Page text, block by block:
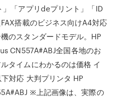
」「アプリdeプリント」「ID
搭載のビジネス向けA4対応
のスタンダードモデル。HP
CN557A#ABJ全国各地のお
タイムにわかるのは価格 イ
対応 大判プリンタ HP
※上記画像は、実際の